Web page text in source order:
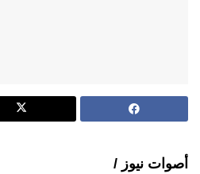
أصوات نيوز /